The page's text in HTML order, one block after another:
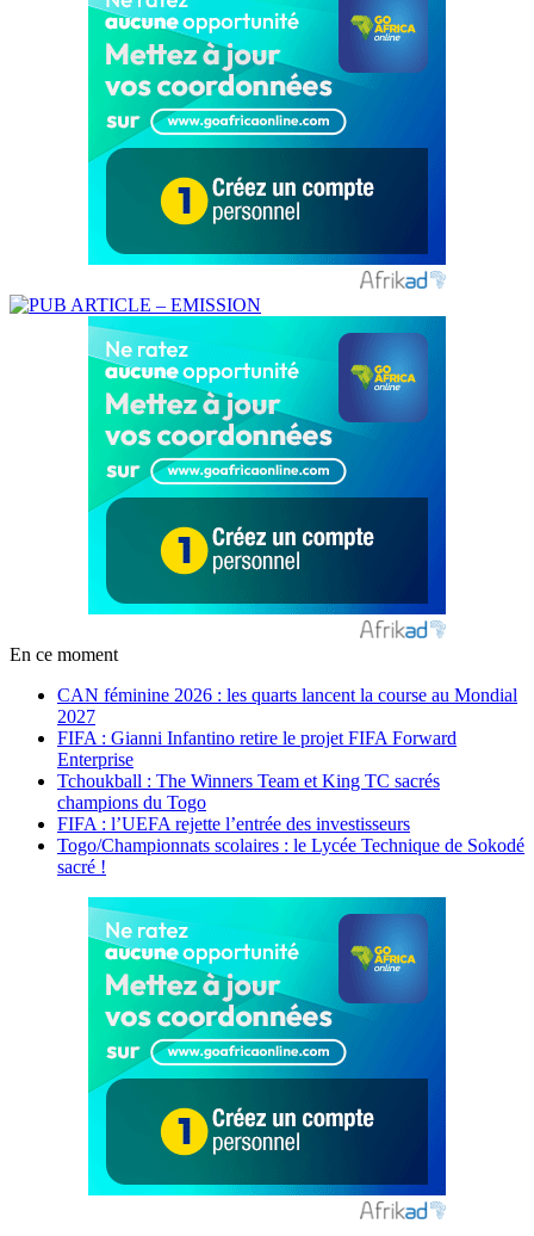
En ce moment
CAN féminine 2026 : les quarts lancent la course au Mondial
2027
FIFA : Gianni Infantino retire le projet FIFA Forward
Enterprise
Tchoukball : The Winners Team et King TC sacrés
champions du Togo
FIFA : l’UEFA rejette l’entrée des investisseurs
Togo/Championnats scolaires : le Lycée Technique de Sokodé
sacré !